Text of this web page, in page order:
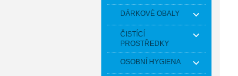
DÁRKOVÉ OBALY
ČISTÍCÍ
PROSTŘEDKY
OSOBNÍ HYGIENA